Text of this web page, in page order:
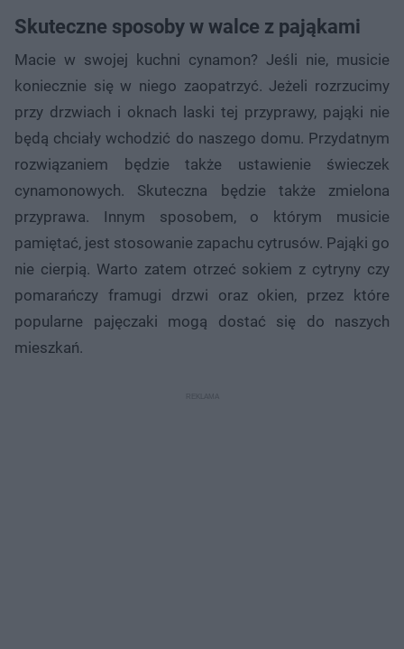
Skuteczne sposoby w walce z pająkami
Macie w swojej kuchni cynamon? Jeśli nie, musicie
koniecznie się w niego zaopatrzyć. Jeżeli rozrzucimy
przy drzwiach i oknach laski tej przyprawy, pająki nie
będą chciały wchodzić do naszego domu. Przydatnym
rozwiązaniem będzie także ustawienie świeczek
cynamonowych. Skuteczna będzie także zmielona
przyprawa. Innym sposobem, o którym musicie
pamiętać, jest stosowanie zapachu cytrusów. Pająki go
nie cierpią. Warto zatem otrzeć sokiem z cytryny czy
pomarańczy framugi drzwi oraz okien, przez które
popularne pajęczaki mogą dostać się do naszych
mieszkań.